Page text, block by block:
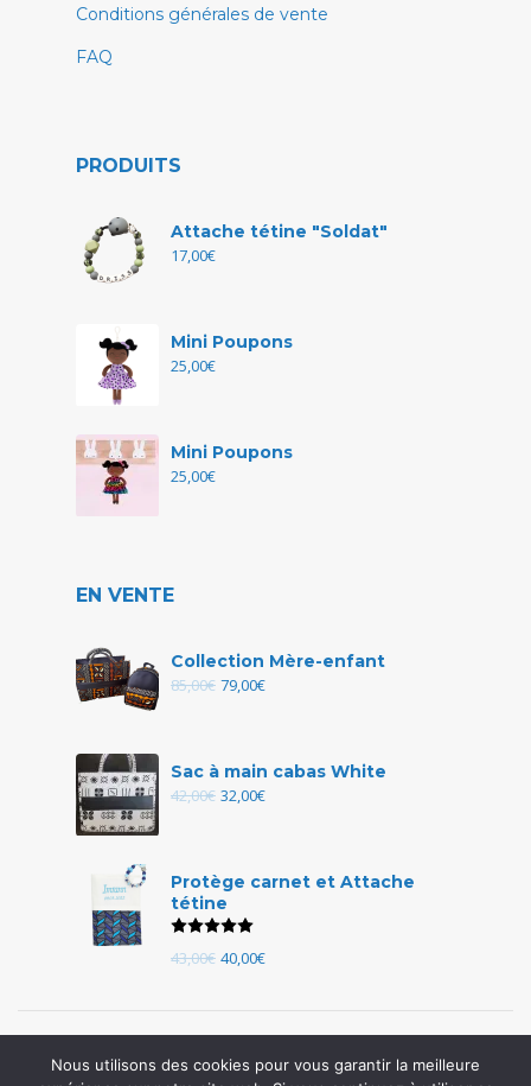
Conditions générales de vente
FAQ
PRODUITS
Attache tétine "Soldat"
17,00€
Mini Poupons
25,00€
Mini Poupons
25,00€
EN VENTE
Collection Mère-enfant
85,00€ 79,00€
Sac à main cabas White
42,00€ 32,00€
Protège carnet et Attache
tétine
43,00€ 40,00€
Nous utilisons des cookies pour vous garantir la meilleure